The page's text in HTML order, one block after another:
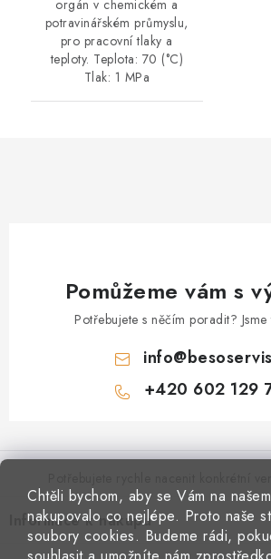
Chtěli bychom, aby se Vám na
nakupovalo co nejlépe. Proto naše
soubory cookies. Budeme rádi,
orgán v chemickém a
potravinářském průmyslu,
pro pracovní tlaky a
teploty. Teplota: 70 (°C)
Tlak: 1 MPa
Pomůžeme vám s
Potřebujete s něčím poradit?
info@
+420 602 129
á
VYPLNIT RYCHLOU
Informace k nákupu
Kontakty